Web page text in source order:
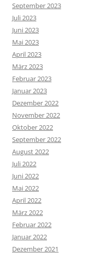
September 2023
Juli 2023
Juni 2023
Mai 2023
April 2023
März 2023
Februar 2023
Januar 2023
Dezember 2022
November 2022
Oktober 2022
September 2022
August 2022
Juli 2022
Juni 2022
Mai 2022
April 2022
März 2022
Februar 2022
Januar 2022
Dezember 2021